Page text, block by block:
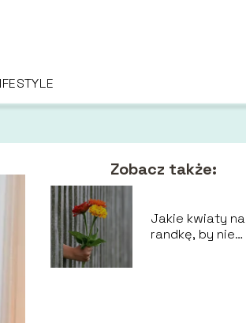
Zobacz także:
Jakie kwiaty na
randkę, by nie